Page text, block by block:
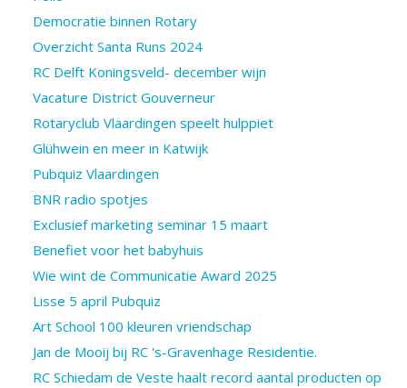
Democratie binnen Rotary
Overzicht Santa Runs 2024
RC Delft Koningsveld- december wijn
Vacature District Gouverneur
Rotaryclub Vlaardingen speelt hulppiet
Glühwein en meer in Katwijk
Pubquiz Vlaardingen
BNR radio spotjes
Exclusief marketing seminar 15 maart
Benefiet voor het babyhuis
Wie wint de Communicatie Award 2025
Lisse 5 april Pubquiz
Art School 100 kleuren vriendschap
Jan de Mooij bij RC 's-Gravenhage Residentie.
RC Schiedam de Veste haalt record aantal producten op